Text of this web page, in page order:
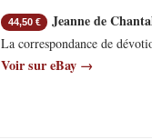
44,50 € Jeanne de
La correspondance de
Voir sur eBay →